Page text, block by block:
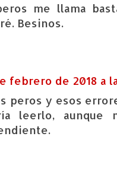
me llama
Besinos.
febrero de 2018 a
peros y esos
leerlo, aunque